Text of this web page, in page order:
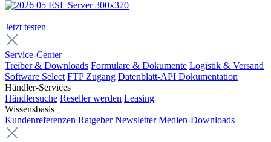
Jetzt testen
Service-Center
Treiber & Downloads Formulare & Dokumente Logistik & Versand
Software Select FTP Zugang Datenblatt-API Dokumentation
Händler-Services
Händlersuche Reseller werden Leasing
Wissensbasis
Kundenreferenzen Ratgeber Newsletter Medien-Downloads